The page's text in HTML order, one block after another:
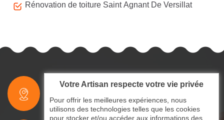
Rénovation de toiture Saint Agnant De Versillat
Votre Artisan respecte votre vie privée
Pour offrir les meilleures expériences, nous
utilisons des technologies telles que les cookies
pour stocker et/ou accéder aux informations des